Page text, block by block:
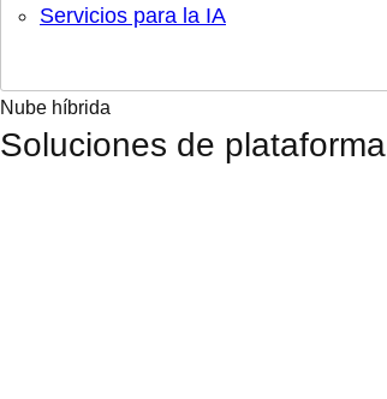
Servicios para la IA
Nube híbrida
Soluciones de plataforma